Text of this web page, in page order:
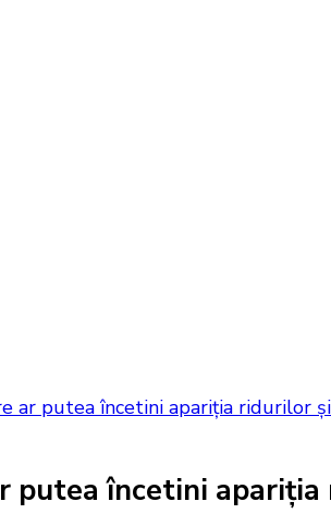
ar putea încetini apariția ridurilor
putea încetini